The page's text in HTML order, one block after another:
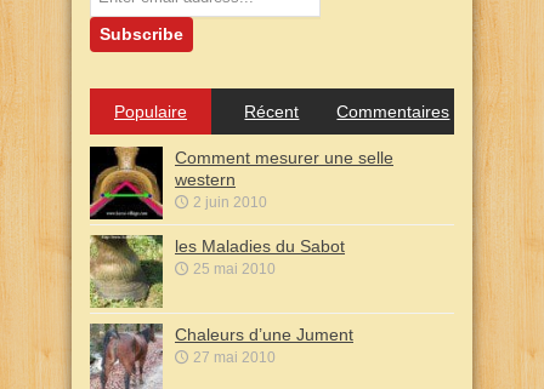
Populaire Récent Commentaires
Comment mesurer une selle
western
2 juin 2010
les Maladies du Sabot
25 mai 2010
Chaleurs d’une Jument
27 mai 2010